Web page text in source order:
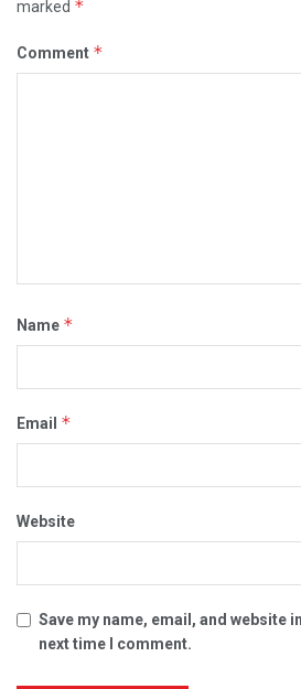
marked *
Comment *
Name *
Email *
Website
Save my name, email, and website
next time I comment.